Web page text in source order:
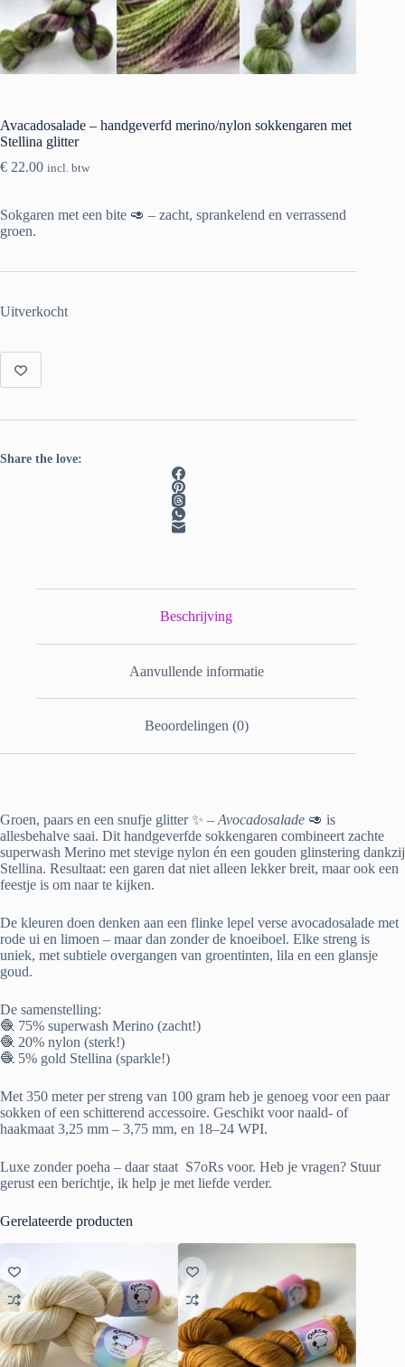
Avacadosalade – handgeverfd merino/nylon sokkengaren met
Stellina glitter
€ 22.00 incl. btw
Sokgaren met een bite 🥑 – zacht, sprankelend en verrassend
groen.
Uitverkocht
Share the love:
Beschrijving
Aanvullende informatie
Beoordelingen (0)
Groen, paars en een snufje glitter ✨ – Avocadosalade 🥑 is
allesbehalve saai. Dit handgeverfde sokkengaren combineert zachte
superwash Merino met stevige nylon én een gouden glinstering dankzij
Stellina. Resultaat: een garen dat niet alleen lekker breit, maar ook een
feestje is om naar te kijken.
De kleuren doen denken aan een flinke lepel verse avocadosalade met
rode ui en limoen – maar dan zonder de knoeiboel. Elke streng is
uniek, met subtiele overgangen van groentinten, lila en een glansje
goud.
De samenstelling:
🧶 75% superwash Merino (zacht!)
🧶 20% nylon (sterk!)
🧶 5% gold Stellina (sparkle!)
Met 350 meter per streng van 100 gram heb je genoeg voor een paar
sokken of een schitterend accessoire. Geschikt voor naald- of
haakmaat 3,25 mm – 3,75 mm, en 18–24 WPI.
Luxe zonder poeha – daar staat S7oRs voor. Heb je vragen? Stuur
gerust een berichtje, ik help je met liefde verder.
Gerelateerde producten